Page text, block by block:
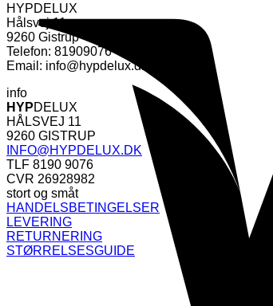
HYPDELUX
Hålsvej 11
9260 Gistrup
Telefon: 81909076
Email: info@hypdelux.dk
info
HYPDELUX
HÅLSVEJ 11
9260 GISTRUP
INFO@HYPDELUX.DK
TLF 8190 9076
CVR 26928982
stort og småt
HANDELSBETINGELSER
LEVERING
RETURNERING
STØRRELSESGUIDE